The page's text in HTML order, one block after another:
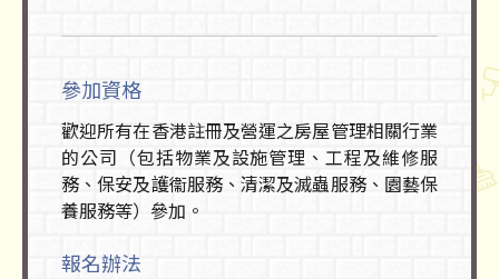
參加資格
歡迎所有在香港註冊及營運之房屋管理相關行業
的公司（包括物業及設施管理、工程及維修服
務、保安及護衞服務、清潔及滅蟲服務、園藝保
養服務等）參加。
報名辦法